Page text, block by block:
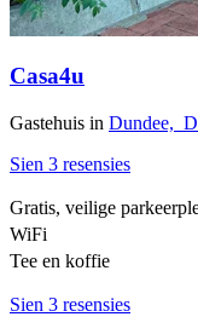
Casa4u
Gastehuis in Dundee,
Sien 3 resensies
Gratis, veilige
WiFi
Tee en koffie
Sien 3 resensies